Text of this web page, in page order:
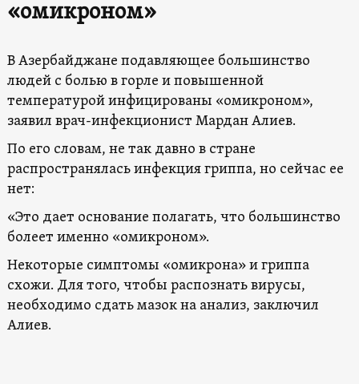
«омикроном»
В Азербайджане подавляющее большинство
людей с болью в горле и повышенной
температурой инфицированы «омикроном»,
заявил врач-инфекционист Мардан Алиев.
По его словам, не так давно в стране
распространялась инфекция гриппа, но сейчас ее
нет:
«Это дает основание полагать, что большинство
болеет именно «омикроном».
Некоторые симптомы «омикрона» и гриппа
схожи. Для того, чтобы распознать вирусы,
необходимо сдать мазок на анализ, заключил
Алиев.